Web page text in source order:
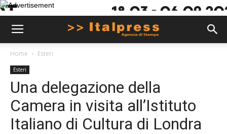
Home Esteri
Esteri
Una delegazione della
Camera in visita all’Istituto
Italiano di Cultura di Londra